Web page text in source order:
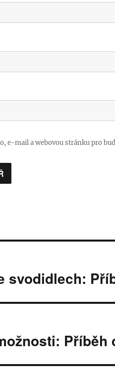
e-mail a webovou stránku pro
svodidlech:
Příběh